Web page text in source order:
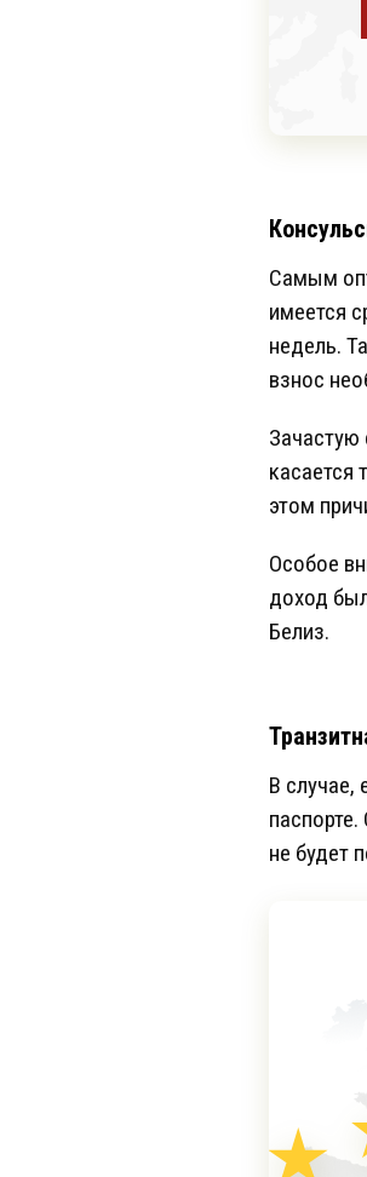
Самым
имеется
недель.
взнос
Зачастую
касается
этом
Особое
доход
Белиз.
В случае,
не будет